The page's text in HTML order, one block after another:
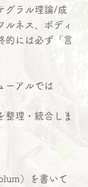
グラル理論/成
ルネス、ボディ
的には必ず「言
ーアルでは
整理・統合しま
）を書いて